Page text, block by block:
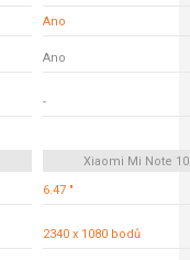
Ano
Ano
-
Xiaomi Mi Note
6.47 "
2340 x 1080 bodů